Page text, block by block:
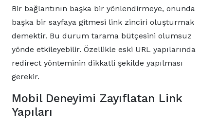
Bir bağlantının başka bir yönlendirmeye, onunda
başka bir sayfaya gitmesi link zinciri oluşturmak
demektir. Bu durum tarama bütçesini olumsuz
yönde etkileyebilir. Özellikle eski URL yapılarında
redirect yönteminin dikkatli şekilde yapılması
gerekir.
Mobil Deneyimi Zayıflatan Link
Yapıları